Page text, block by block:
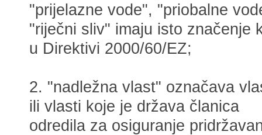
"prijelazne vode", "priobalne
"riječni sliv" imaju isto značenje
u Direktivi 2000/60/EZ;
2. "nadležna vlast" označava
ili vlasti koje je država članica
odredila za osiguranje